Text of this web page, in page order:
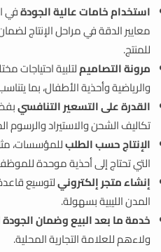
استخدام خامات عالية الجودةفي
معايير الدقة في مراحل الإنتاج
للمنتج.
مرونة التصاميملتلبية احتياجات
والرياضية وأحذية الأطفال، بما
القدرة على التسعير التنافسي
تكاليف الشحن والاستيراد والرسوم
الإنتاج حسب الطلبللمؤسسات،
التي تحتاج إلى أحذية موحدة
إنشاء متجر إلكترونيلتوسيع
المدن الليبية بسهولة.
خدمة ما بعد البيع وضمان الجودة
ولاءهم للعلامة التجارية المحلية.